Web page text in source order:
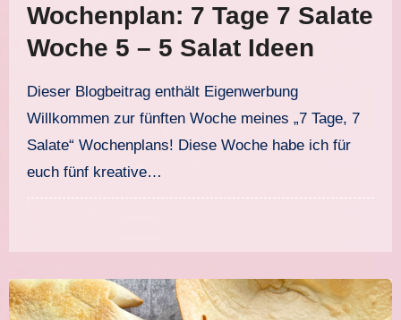
Wochenplan: 7 Tage 7 Salate
Woche 5 – 5 Salat Ideen
Dieser Blogbeitrag enthält Eigenwerbung
Willkommen zur fünften Woche meines „7 Tage, 7
Salate“ Wochenplans! Diese Woche habe ich für
euch fünf kreative…